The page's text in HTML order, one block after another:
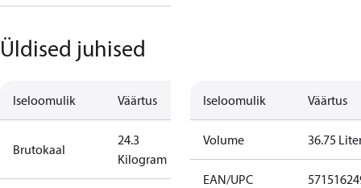
Üldised juhised
Iseloomulik Väärtus
Brutokaal
24.3
Kilogram
Iseloomulik Väärtus
Volume 36.75
EAN/UPC